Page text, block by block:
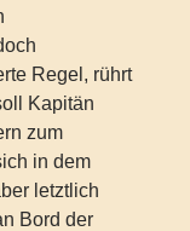
Regel, rührt
Kapitän
zum
in dem
letztlich
Bord der